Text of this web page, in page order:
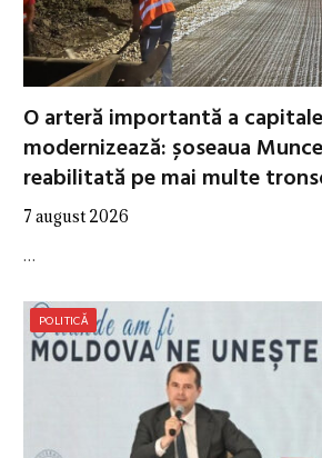
O arteră importantă a
modernizează: șoseaua
reabilitată pe mai multe
7 august 2026
…
POLITICĂ